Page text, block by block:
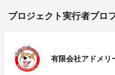
プロジェクト実行者プロ
有限会社アドメリ